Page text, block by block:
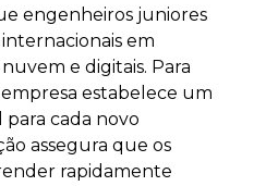
engenheiros juniores
em
e digitais. Para
estabelece um
para cada novo
assegura que os
rapidamente